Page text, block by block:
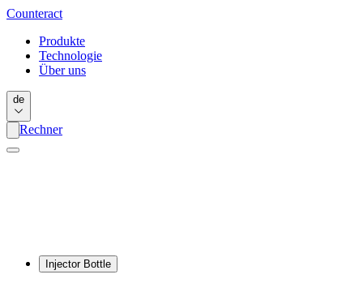
Counteract
Produkte
Technologie
Über uns
de
Rechner
Injector Bottle